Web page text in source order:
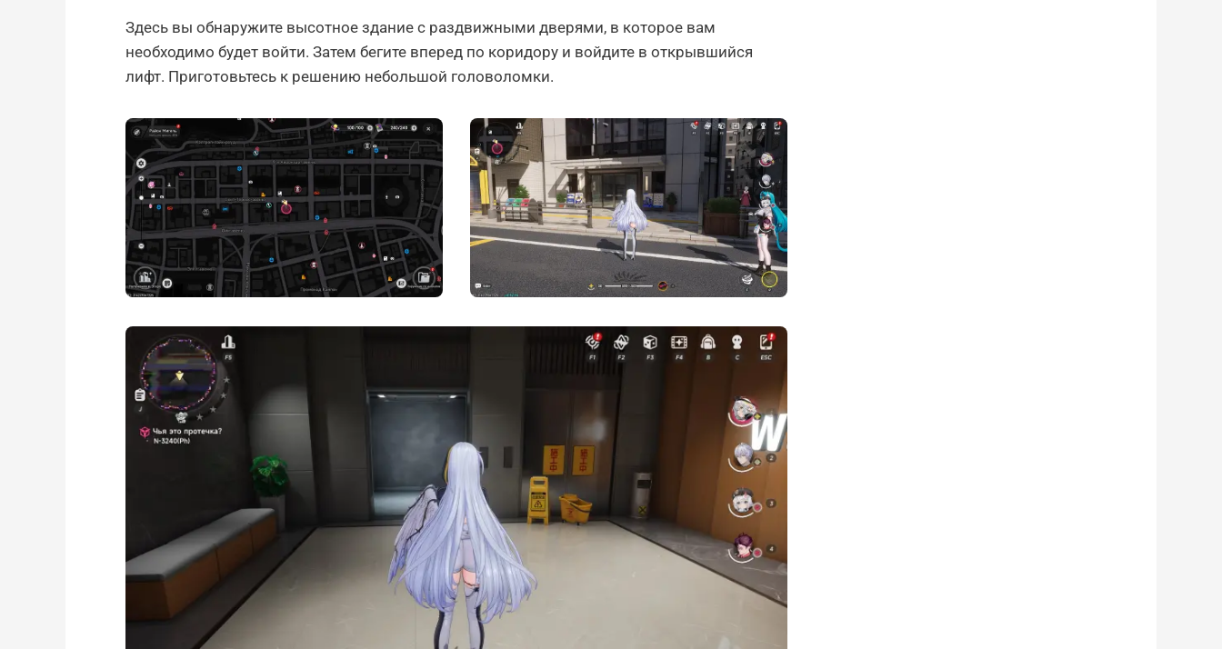
Здесь вы обнаружите высотное здание с раздвижными дверями, в которое вам
необходимо будет войти. Затем бегите вперед по коридору и войдите в открывшийся
лифт. Приготовьтесь к решению небольшой головоломки.